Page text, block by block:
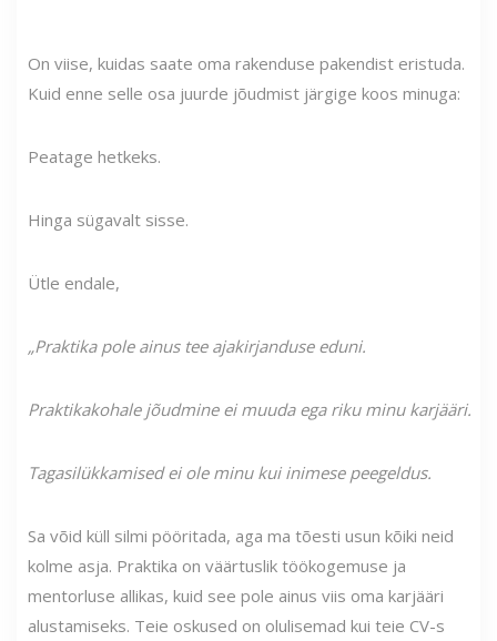
On viise, kuidas saate oma rakenduse pakendist eristuda.
Kuid enne selle osa juurde jõudmist järgige koos minuga:
Peatage hetkeks.
Hinga sügavalt sisse.
Ütle endale,
„Praktika pole ainus tee ajakirjanduse eduni.
Praktikakohale jõudmine ei muuda ega riku minu karjääri.
Tagasilükkamised ei ole minu kui inimese peegeldus.
Sa võid küll silmi pööritada, aga ma tõesti usun kõiki neid
kolme asja. Praktika on väärtuslik töökogemuse ja
mentorluse allikas, kuid see pole ainus viis oma karjääri
alustamiseks. Teie oskused on olulisemad kui teie CV-s